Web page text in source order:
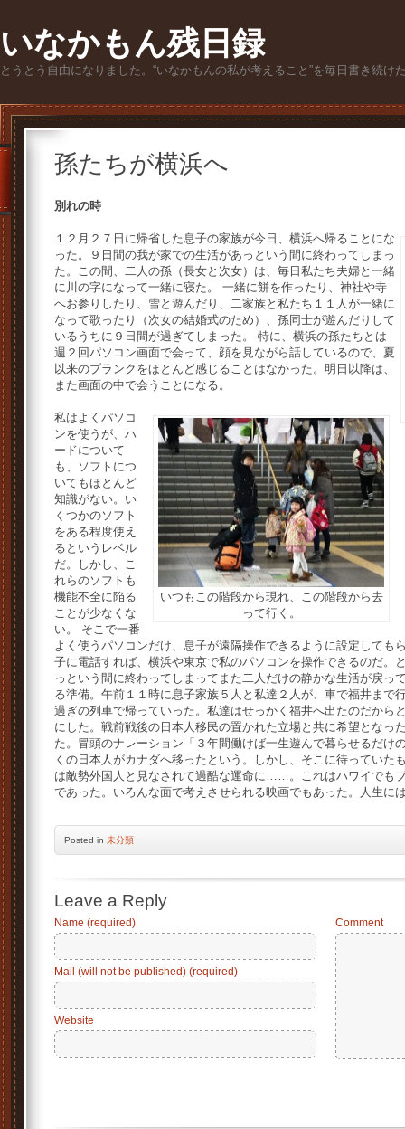
いなかもん残日録
とうとう自由になりました。“いなかもんの私が考えること”を毎日書き続け
孫たちが横浜へ
別れの時
１２月２７日に帰省した息子の家族が今日、横浜へ帰ることにな
った。９日間の我が家での生活があっという間に終わってしまっ
た。この間、二人の孫（長女と次女）は、毎日私たち夫婦と一緒
に川の字になって一緒に寝た。 一緒に餅を作ったり、神社や寺
へお参りしたり、雪と遊んだり、二家族と私たち１１人が一緒に
なって歌ったり（次女の結婚式のため）、孫同士が遊んだりして
いるうちに９日間が過ぎてしまった。 特に、横浜の孫たちとは
週２回パソコン画面で会って、顔を見ながら話しているので、夏
以来のブランクをほとんど感じることはなかった。明日以降は、
また画面の中で会うことになる。
いつもこの階段から現れ、この階段から去
って行く。
私はよくパソコ
ンを使うが、ハ
ードについて
も、ソフトにつ
いてもほとんど
知識がない。い
くつかのソフト
をある程度使え
るというレベル
だ。しかし、こ
れらのソフトも
機能不全に陥る
ことが少なくな
い。 そこで一番
よく使うパソコンだけ、息子が遠隔操作できるように設定しても
子に電話すれば、横浜や東京で私のパソコンを操作できるのだ。
っという間に終わってしまってまた二人だけの静かな生活が戻
る準備。午前１１時に息子家族５人と私達２人が、車で福井まで
過ぎの列車で帰っていった。私達はせっかく福井へ出たのだから
にした。戦前戦後の日本人移民の置かれた立場と共に希望となっ
た。冒頭のナレーション「３年間働けば一生遊んで暮らせるだけ
くの日本人がカナダへ移ったという。しかし、そこに待ってい
は敵勢外国人と見なされて過酷な運命に……。これはハワイでも
であった。いろんな面で考えさせられる映画でもあった。人生に
Posted in 未分類
Leave a Reply
Name (required)
Mail (will not be published) (required)
Website
Comment